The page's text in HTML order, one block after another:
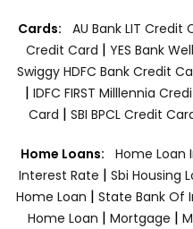
Cards: AU Bank LIT Credit
Credit Card | YES Bank
Swiggy HDFC Bank Credit
| IDFC FIRST Milllennia
Card | SBI BPCL Credit
Home Loans: Home Loan
Interest Rate | Sbi Housing
Home Loan | State Bank Of
Home Loan | Mortgage |